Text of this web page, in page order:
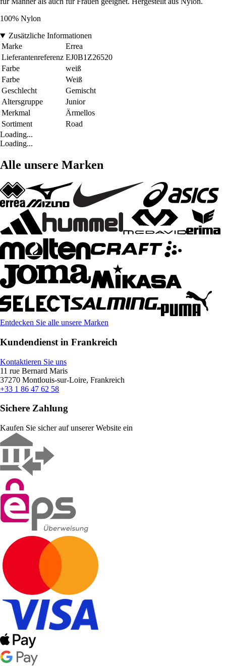
100% Nylon
Zusätzliche Informationen
Marke
Errea
Lieferantenreferenz EJ0B1Z26520
Farbe
weiß
Farbe
Weiß
Geschlecht
Gemischt
Altersgruppe
Junior
Merkmal
Ärmellos
Sortiment
Road
Loading...
Loading...
Alle unsere Marken
Entdecken Sie alle unsere Marken
Kundendienst in Frankreich
Kontaktieren Sie uns
11 rue Bernard Maris
37270 Montlouis-sur-Loire, Frankreich
+33 1 86 47 62 58
Sichere Zahlung
Kaufen Sie sicher auf unserer Website ein